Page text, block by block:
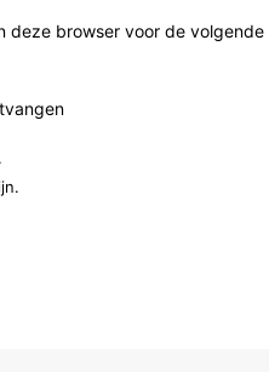
deze browser voor de